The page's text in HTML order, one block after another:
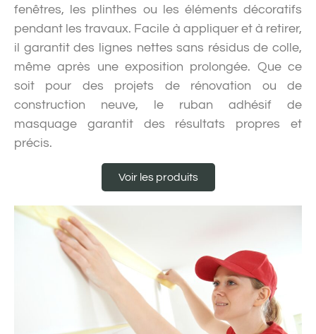
fenêtres, les plinthes ou les éléments décoratifs
pendant les travaux. Facile à appliquer et à retirer,
il garantit des lignes nettes sans résidus de colle,
même après une exposition prolongée. Que ce
soit pour des projets de rénovation ou de
construction neuve, le ruban adhésif de
masquage garantit des résultats propres et
précis.
Voir les produits